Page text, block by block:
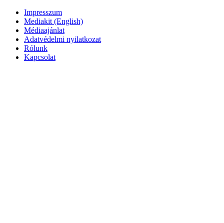
Impresszum
Mediakit (English)
Médiaajánlat
Adatvédelmi nyilatkozat
Rólunk
Kapcsolat